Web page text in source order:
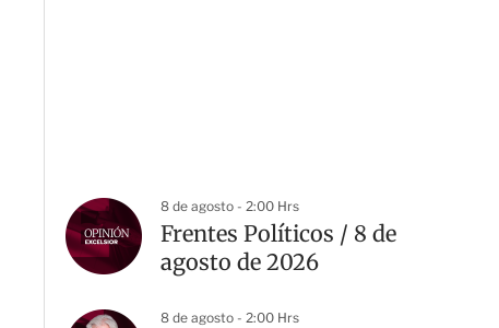
8 de agosto - 2:00 Hrs
Frentes Políticos / 8 de
agosto de 2026
8 de agosto - 2:00 Hrs